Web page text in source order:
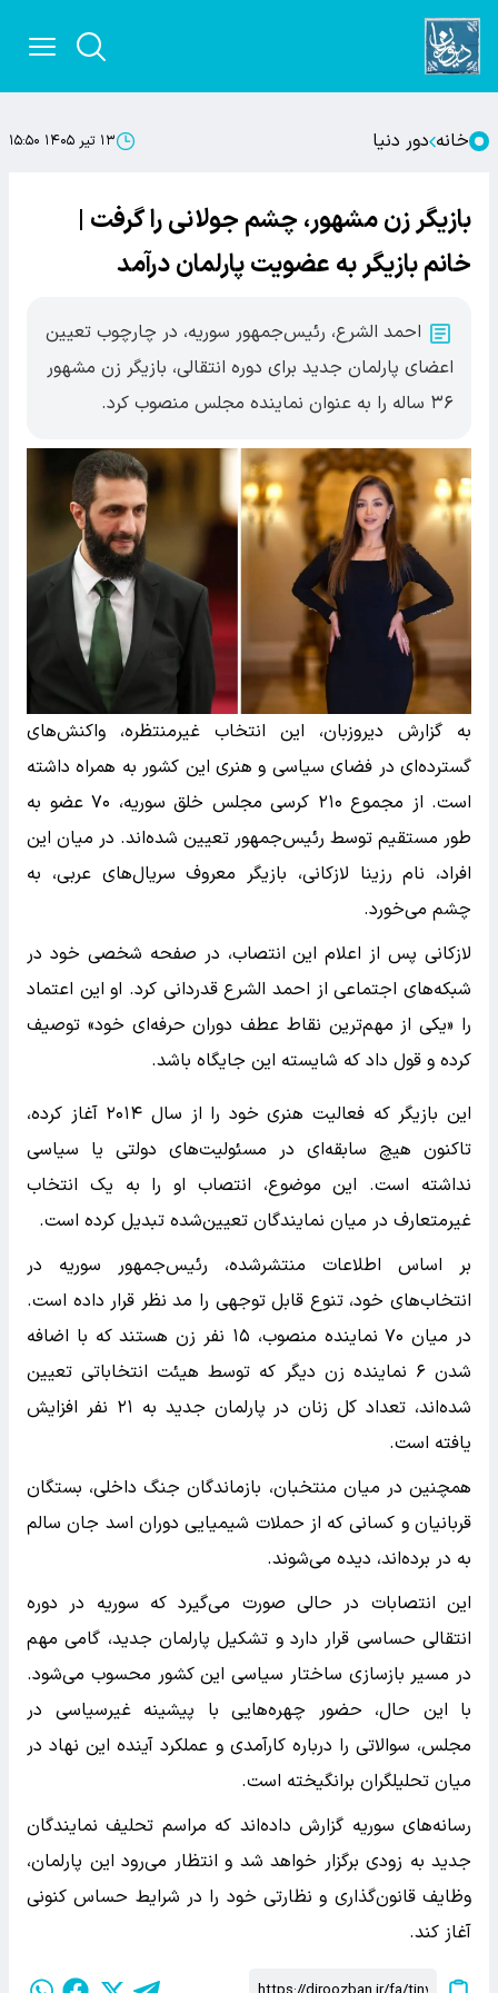
خانه دور دنیا ۱۳ تیر ۱۴۰۵ ۱۵:۵۰
بازیگر زن مشهور، چشم جولانی را گرفت |
خانم بازیگر به عضویت پارلمان درآمد
احمد الشرع، رئیس‌جمهور سوریه، در چارچوب تعیین
اعضای پارلمان جدید برای دوره انتقالی، بازیگر زن مشهور
۳۶ ساله را به عنوان نماینده مجلس منصوب کرد.
به گزارش دیروزبان، این انتخاب غیرمنتظره، واکنش‌های
گسترده‌ای در فضای سیاسی و هنری این کشور به همراه داشته
است. از مجموع ۲۱۰ کرسی مجلس خلق سوریه، ۷۰ عضو به
طور مستقیم توسط رئیس‌جمهور تعیین شده‌اند. در میان این
افراد، نام رزینا لازکانی، بازیگر معروف سریال‌های عربی، به
چشم می‌خورد.
لازکانی پس از اعلام این انتصاب، در صفحه شخصی خود در
شبکه‌های اجتماعی از احمد الشرع قدردانی کرد. او این اعتماد
را «یکی از مهم‌ترین نقاط عطف دوران حرفه‌ای خود» توصیف
کرده و قول داد که شایسته این جایگاه باشد.
این بازیگر که فعالیت هنری خود را از سال ۲۰۱۴ آغاز کرده،
تاکنون هیچ سابقه‌ای در مسئولیت‌های دولتی یا سیاسی
نداشته است. این موضوع، انتصاب او را به یک انتخاب
غیرمتعارف در میان نمایندگان تعیین‌شده تبدیل کرده است.
بر اساس اطلاعات منتشرشده، رئیس‌جمهور سوریه در
انتخاب‌های خود، تنوع قابل توجهی را مد نظر قرار داده است.
در میان ۷۰ نماینده منصوب، ۱۵ نفر زن هستند که با اضافه
شدن ۶ نماینده زن دیگر که توسط هیئت انتخاباتی تعیین
شده‌اند، تعداد کل زنان در پارلمان جدید به ۲۱ نفر افزایش
یافته است.
همچنین در میان منتخبان، بازماندگان جنگ داخلی، بستگان
قربانیان و کسانی که از حملات شیمیایی دوران اسد جان سالم
به در برده‌اند، دیده می‌شوند.
این انتصابات در حالی صورت می‌گیرد که سوریه در دوره
انتقالی حساسی قرار دارد و تشکیل پارلمان جدید، گامی مهم
در مسیر بازسازی ساختار سیاسی این کشور محسوب می‌شود.
با این حال، حضور چهره‌هایی با پیشینه غیرسیاسی در
مجلس، سوالاتی را درباره کارآمدی و عملکرد آینده این نهاد در
میان تحلیلگران برانگیخته است.
رسانه‌های سوریه گزارش داده‌اند که مراسم تحلیف نمایندگان
جدید به زودی برگزار خواهد شد و انتظار می‌رود این پارلمان،
وظایف قانون‌گذاری و نظارتی خود را در شرایط حساس کنونی
آغاز کند.